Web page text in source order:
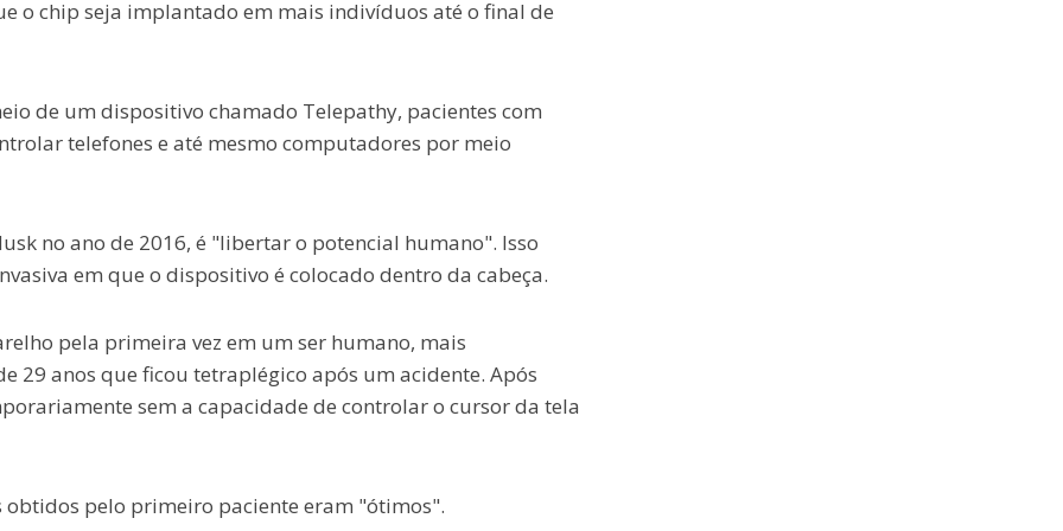
o chip seja implantado em mais indivíduos até o final de
de um dispositivo chamado Telepathy, pacientes com
telefones e até mesmo computadores por meio
no ano de 2016, é "libertar o potencial humano". Isso
em que o dispositivo é colocado dentro da cabeça.
pela primeira vez em um ser humano, mais
29 anos que ficou tetraplégico após um acidente. Após
sem a capacidade de controlar o cursor da tela
pelo primeiro paciente eram "ótimos".